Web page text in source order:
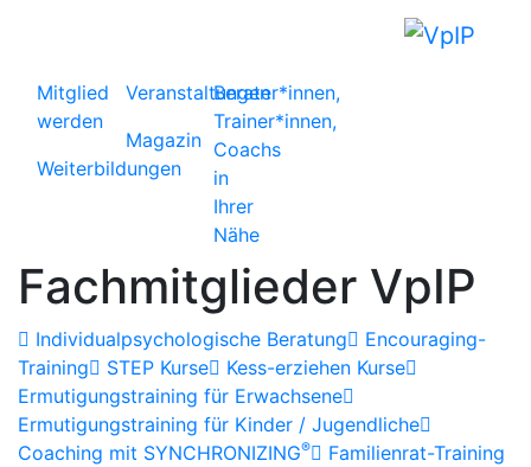
Mitglied
werden
Weiterbildungen
Veranstaltungen
Magazin
Berater*innen,
Trainer*innen,
Coachs
in
Ihrer
Nähe
Fachmitglieder VpIP
Individualpsychologische Beratung
Encouraging-
Training
STEP Kurse
Kess-erziehen Kurse
Ermutigungstraining für Erwachsene
Ermutigungstraining für Kinder / Jugendliche
Coaching mit SYNCHRONIZING®
Familienrat-Training